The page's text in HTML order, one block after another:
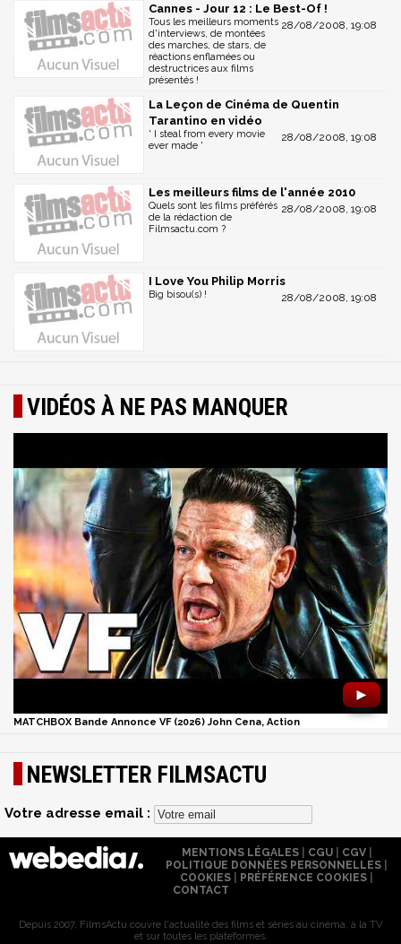
Cannes - Jour 12 : Le Best-Of !
28/08/2008, 19:08
Tous les meilleurs moments
d'interviews, de montées
des marches, de stars, de
réactions enflamées ou
destructrices aux films
présentés !
La Leçon de Cinéma de Quentin
Tarantino en vidéo
28/08/2008, 19:08
' I steal from every movie
ever made '
Les meilleurs films de l'année 2010
28/08/2008, 19:08
Quels sont les films préférés
de la rédaction de
Filmsactu.com ?
I Love You Philip Morris
28/08/2008, 19:08
Big bisou(s) !
VIDÉOS À NE PAS MANQUER
►
MATCHBOX Bande Annonce VF (2026) John Cena, Action
NEWSLETTER FILMSACTU
Votre adresse email :
MENTIONS LÉGALES| CGU| CGV|
POLITIQUE DONNÉES PERSONNELLES
COOKIES
PRÉFÉRENCE COOKIES
CONTACT
Depuis 2007, FilmsActu couvre l'actualité des films et séries au cinéma, à la TV
et sur toutes les plateformes.